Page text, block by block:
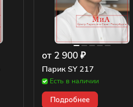
от 2 900 ₽
Парик SY 217
Есть в наличии
Подробнее